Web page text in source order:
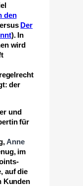
den
Der
). In
wird
der
und
für
Anne
im
auf die
Kunden